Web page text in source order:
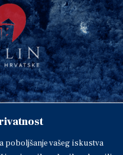
poboljšanje vašeg iskustva
Grad Ogulin,